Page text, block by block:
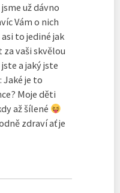
už dávno
Vám o nich
to jediné jak
vaši skvělou
a jaký jste
Jaké je to
Moje děti
až šílené
zdraví ať je